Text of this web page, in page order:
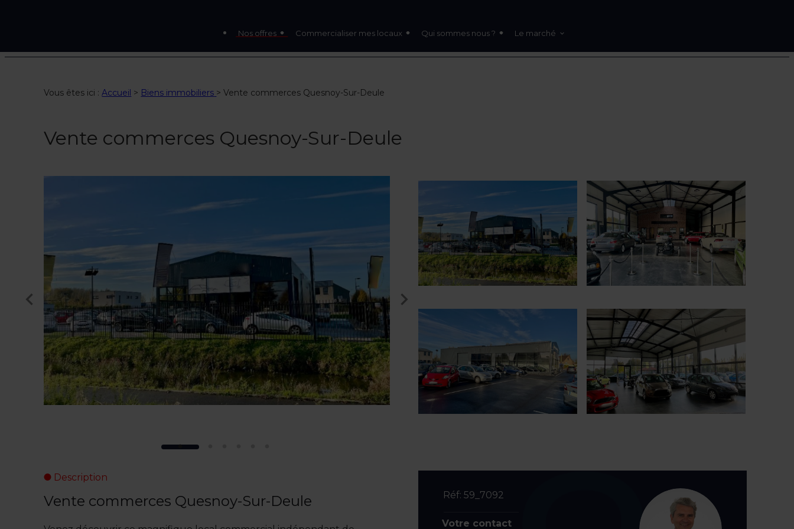
Nos offres Commercialiser mes locaux Qui sommes nous ? Le marché
Vous êtes ici :Accueil > Biens immobiliers >Vente commerces Quesnoy-Sur-Deule
Vente commerces Quesnoy-Sur-Deule
Description
Vente commerces Quesnoy-Sur-Deule Réf: 59_7092
Votre contact